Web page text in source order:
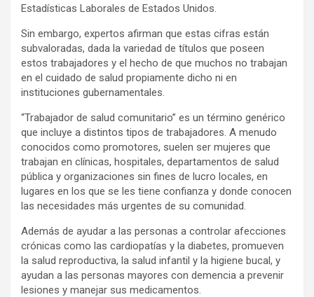
Estadísticas Laborales de Estados Unidos.
Sin embargo, expertos afirman que estas cifras están
subvaloradas, dada la variedad de títulos que poseen
estos trabajadores y el hecho de que muchos no trabajan
en el cuidado de salud propiamente dicho ni en
instituciones gubernamentales.
“Trabajador de salud comunitario” es un término genérico
que incluye a distintos tipos de trabajadores. A menudo
conocidos como promotores, suelen ser mujeres que
trabajan en clínicas, hospitales, departamentos de salud
pública y organizaciones sin fines de lucro locales, en
lugares en los que se les tiene confianza y donde conocen
las necesidades más urgentes de su comunidad.
Además de ayudar a las personas a controlar afecciones
crónicas como las cardiopatías y la diabetes, promueven
la salud reproductiva, la salud infantil y la higiene bucal, y
ayudan a las personas mayores con demencia a prevenir
lesiones y manejar sus medicamentos.